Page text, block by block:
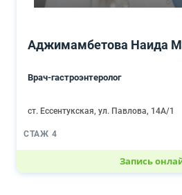
Аджимамбетова Наида
Врач-гастроэнтеролог
ст. Ессентукская, ул. Павлова, 14А/1
СТАЖ 4
Запись